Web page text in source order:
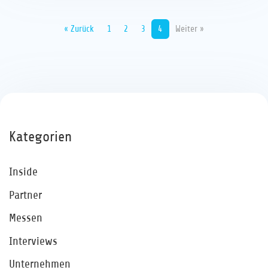
« Zurück 1 2 3 4 Weiter »
Kategorien
Inside
Partner
Messen
Interviews
Unternehmen